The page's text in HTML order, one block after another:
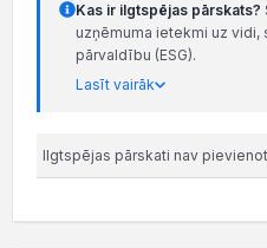
Kas ir ilgtspējas pārskats?
uzņēmuma ietekmi uz
pārvaldību (ESG).
Lasīt vairāk
Ilgtspējas pārskati nav